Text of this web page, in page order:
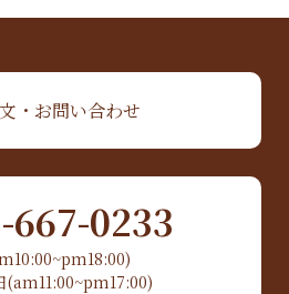
・お問い合わせ
667-0233
(am11:00~pm17:00)